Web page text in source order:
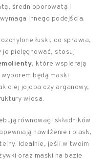
średnioporowatą i
innego podejścia.
łuski, co sprawia,
je pielęgnować, stosuj
, które wspierają
będą maski
olej jojoba czy arganowy,
włosa.
równowagi składników
nawilżenie i blask,
Idealnie, jeśli w twoim
oraz maski na bazie